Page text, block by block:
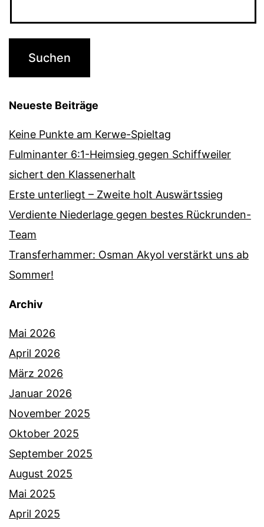
Neueste Beiträge
Keine Punkte am Kerwe-Spieltag
Fulminanter 6:1-Heimsieg gegen Schiffweiler
sichert den Klassenerhalt
Erste unterliegt – Zweite holt Auswärtssieg
Verdiente Niederlage gegen bestes Rückrunden-
Team
Transferhammer: Osman Akyol verstärkt uns ab
Sommer!
Archiv
Mai 2026
April 2026
März 2026
Januar 2026
November 2025
Oktober 2025
September 2025
August 2025
Mai 2025
April 2025